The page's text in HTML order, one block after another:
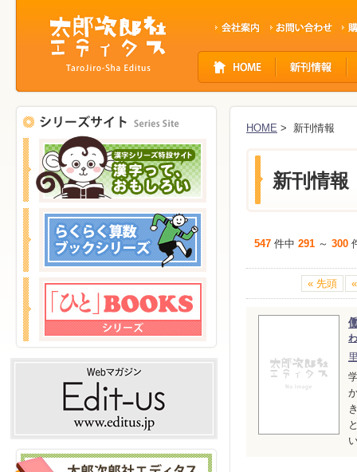
ト
ナ
ー
シ
ョ
HOME > 新刊情報
新刊情報
547 件中 291 ～ 300
« 先頭 «